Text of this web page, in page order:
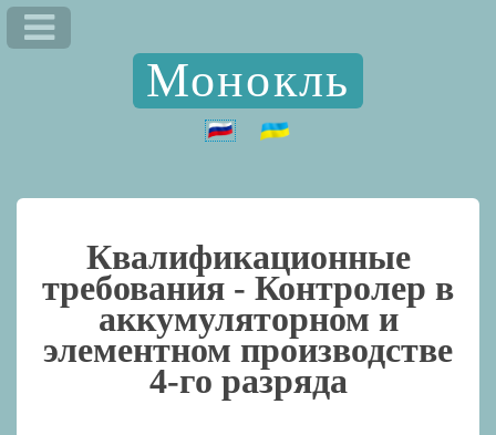
Монокль
Квалификационные
требования - Контролер в
аккумуляторном и
элементном производстве
4-го разряда